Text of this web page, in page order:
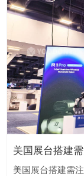
美国展台搭建
美国展台搭建需
「约盾展览」
芒！
「约盾展览」
大家好,我是约盾
美国展台搭建
美国展台搭建如
德国展会搭建
德国展会搭建如
美国CES展搭
美国CES展搭建
别再踩坑!美国
别再踩坑!美国展
别再踩坑!美国
在美国参加展会,
国外展会搭建
参加国外展会,搭